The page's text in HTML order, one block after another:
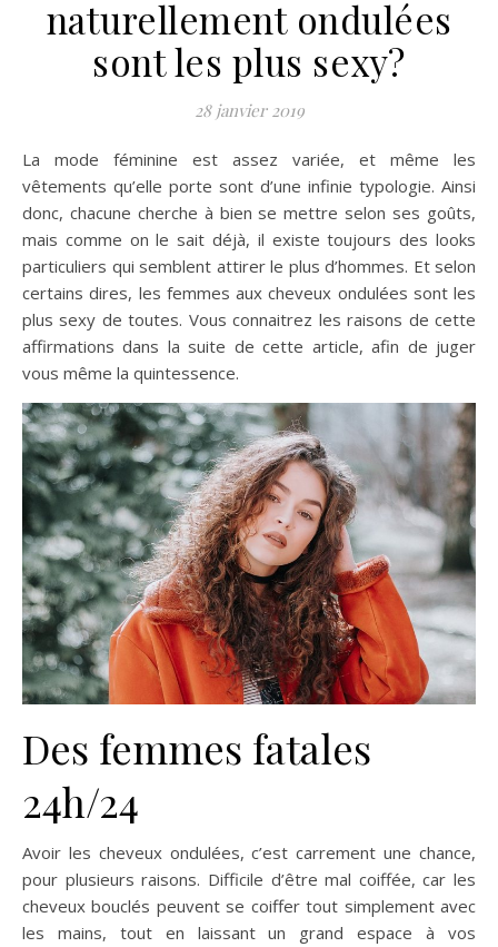
naturellement ondulées
sont les plus sexy?
28 janvier 2019
La mode féminine est assez variée, et même les
vêtements qu’elle porte sont d’une infinie typologie. Ainsi
donc, chacune cherche à bien se mettre selon ses goûts,
mais comme on le sait déjà, il existe toujours des looks
particuliers qui semblent attirer le plus d’hommes. Et selon
certains dires, les femmes aux cheveux ondulées sont les
plus sexy de toutes. Vous connaitrez les raisons de cette
affirmations dans la suite de cette article, afin de juger
vous même la quintessence.
Des femmes fatales
24h/24
Avoir les cheveux ondulées, c’est carrement une chance,
pour plusieurs raisons. Difficile d’être mal coiffée, car les
cheveux bouclés peuvent se coiffer tout simplement avec
les mains, tout en laissant un grand espace à vos